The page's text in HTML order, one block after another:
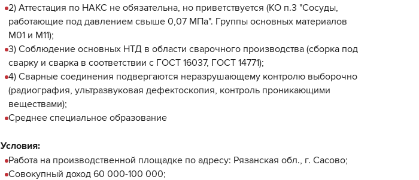
2) Аттестация по НАКС не обязательна, но приветствуется (КО п.3 "Сосуды,
работающие под давлением свыше 0,07 МПа". Группы основных материалов
М01 и М11);
3) Соблюдение основных НТД в области сварочного производства (сборка под
сварку и сварка в соответствии с ГОСТ 16037, ГОСТ 14771);
4) Сварные соединения подвергаются неразрушающему контролю выборочно
(радиография, ультразвуковая дефектоскопия, контроль проникающими
веществами);
Среднее специальное образование
Условия:
Работа на производственной площадке по адресу: Рязанская обл., г. Сасово;
Совокупный доход 60 000-100 000;